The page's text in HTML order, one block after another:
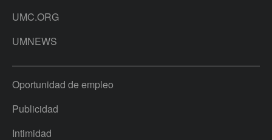
UMC.ORG
UMNEWS
Oportunidad de empleo
Publicidad
Intimidad